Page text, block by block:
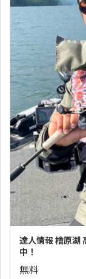
達人情報 檜原湖
中！
無料